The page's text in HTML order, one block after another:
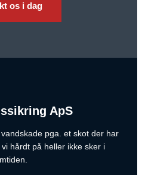
os i dag
ApS
pga. et skot der har
hårdt på heller ikke sker i